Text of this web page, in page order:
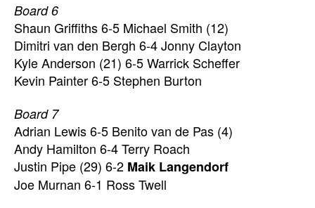
Board 6
Shaun Griffiths 6-5 Michael Smith (12)
Dimitri van den Bergh 6-4 Jonny Clayton
Kyle Anderson (21) 6-5 Warrick Scheffer
Kevin Painter 6-5 Stephen Burton
Board 7
Adrian Lewis 6-5 Benito van de Pas (4)
Andy Hamilton 6-4 Terry Roach
Justin Pipe (29) 6-2 Maik Langendorf
Joe Murnan 6-1 Ross Twell